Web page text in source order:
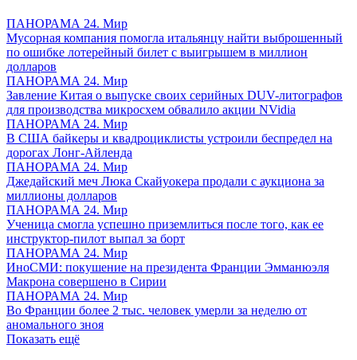
ПАНОРАМА 24. Мир
Мусорная компания помогла итальянцу найти выброшенный
по ошибке лотерейный билет с выигрышем в миллион
долларов
ПАНОРАМА 24. Мир
Завление Китая о выпуске своих серийных DUV-литографов
для производства микросхем обвалило акции NVidia
ПАНОРАМА 24. Мир
В США байкеры и квадроциклисты устроили беспредел на
дорогах Лонг-Айленда
ПАНОРАМА 24. Мир
Джедайский меч Люка Скайуокера продали с аукциона за
миллионы долларов
ПАНОРАМА 24. Мир
Ученица смогла успешно приземлиться после того, как ее
инструктор-пилот выпал за борт
ПАНОРАМА 24. Мир
ИноСМИ: покушение на президента Франции Эмманюэля
Макрона совершено в Сирии
ПАНОРАМА 24. Мир
Во Франции более 2 тыс. человек умерли за неделю от
аномального зноя
Показать ещё